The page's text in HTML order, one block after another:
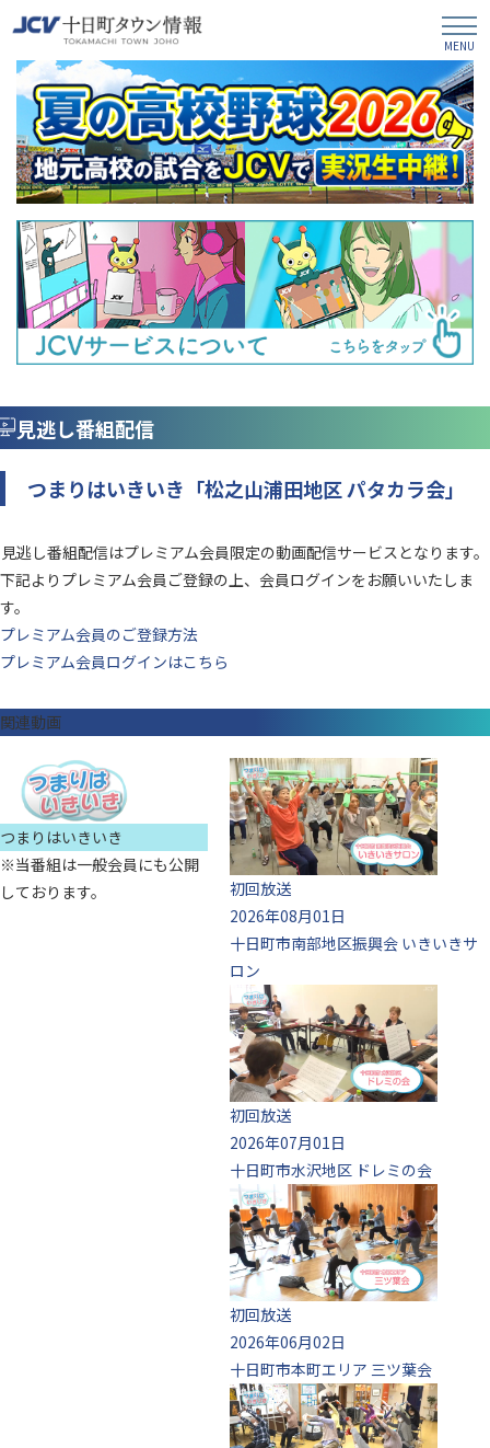
見逃し番組配信
つまりはいきいき「松之山浦田地区 パタカラ会」
見逃し番組配信はプレミアム会員限定の動画配信サービスとなります。
下記よりプレミアム会員ご登録の上、会員ログインをお願いいたしま
す。
プレミアム会員のご登録方法
プレミアム会員ログインはこちら
関連動画
つまりはいきいき
※当番組は一般会員にも公開
しております。
初回放送
2026年08月01日
十日町市南部地区振興会 いきいきサ
ロン
初回放送
2026年07月01日
十日町市水沢地区 ドレミの会
初回放送
2026年06月02日
十日町市本町エリア 三ツ葉会